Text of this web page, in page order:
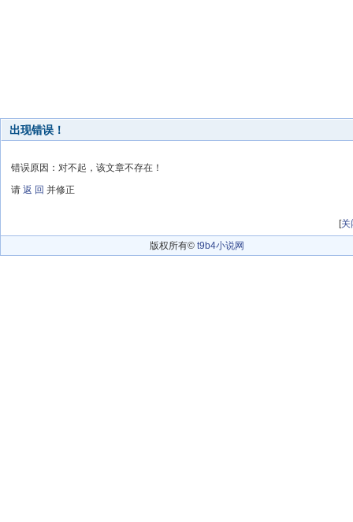
出现错误！
错误原因：对不起，该文章不存在！
请 返 回 并修正
[关
版权所有© t9b4小说网